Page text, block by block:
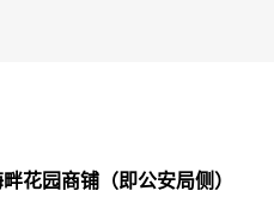
花园商铺（即公安局侧）